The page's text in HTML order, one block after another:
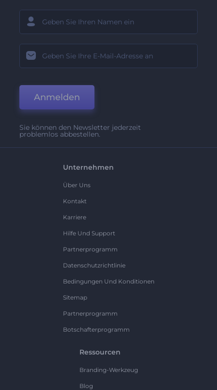
Anmelden
Sie können den Newsletter jederzeit
problemlos abbestellen.
Unternehmen
Über Uns
Kontakt
Karriere
Hilfe Und Support
Partnerprogramm
Datenschutzrichtlinie
Bedingungen Und Konditionen
Sitemap
Partnerprogramm
Botschafterprogramm
Ressourcen
Branding-Werkzeug
Blog